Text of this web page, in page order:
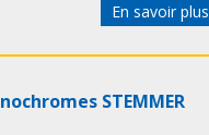
En savoir plus
STEMMER